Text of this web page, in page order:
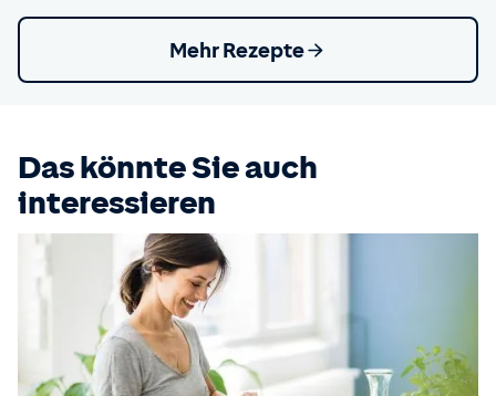
Mehr Rezepte
Das könnte Sie auch
interessieren